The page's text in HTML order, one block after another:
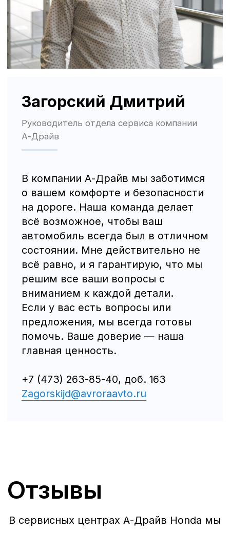
Политика использования файлов cookie
Трафик, лиды и продажи